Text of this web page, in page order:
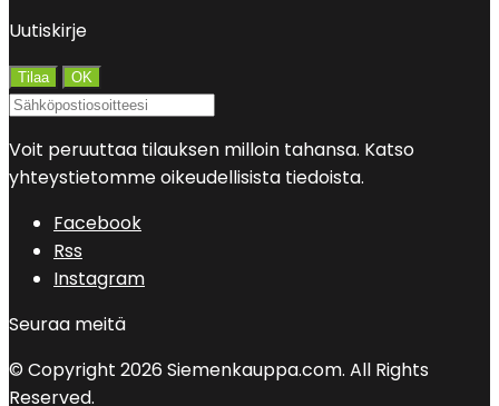
Uutiskirje
Voit peruuttaa tilauksen milloin tahansa. Katso
yhteystietomme oikeudellisista tiedoista.
Facebook
Rss
Instagram
Seuraa meitä
© Copyright 2026 Siemenkauppa.com. All Rights
Reserved.